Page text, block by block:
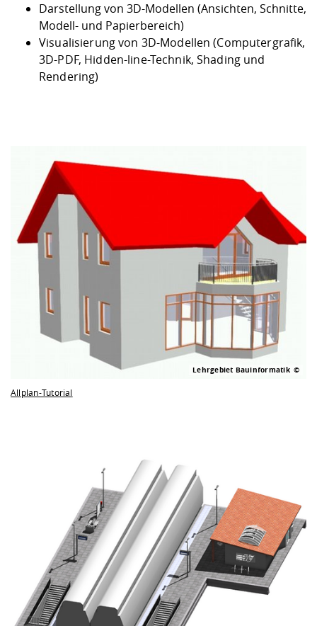
Darstellung von 3D-Modellen (Ansichten, Schnitte,
Modell- und Papierbereich)
Visualisierung von 3D-Modellen (Computergrafik,
3D-PDF, Hidden-line-Technik, Shading und
Rendering)
Lehrgebiet Bauinformatik
Allplan-Tutorial